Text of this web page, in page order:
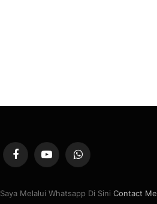
FacebookYouTubeWhatsApp
Melalui Whatsapp Di Sini Contact Me